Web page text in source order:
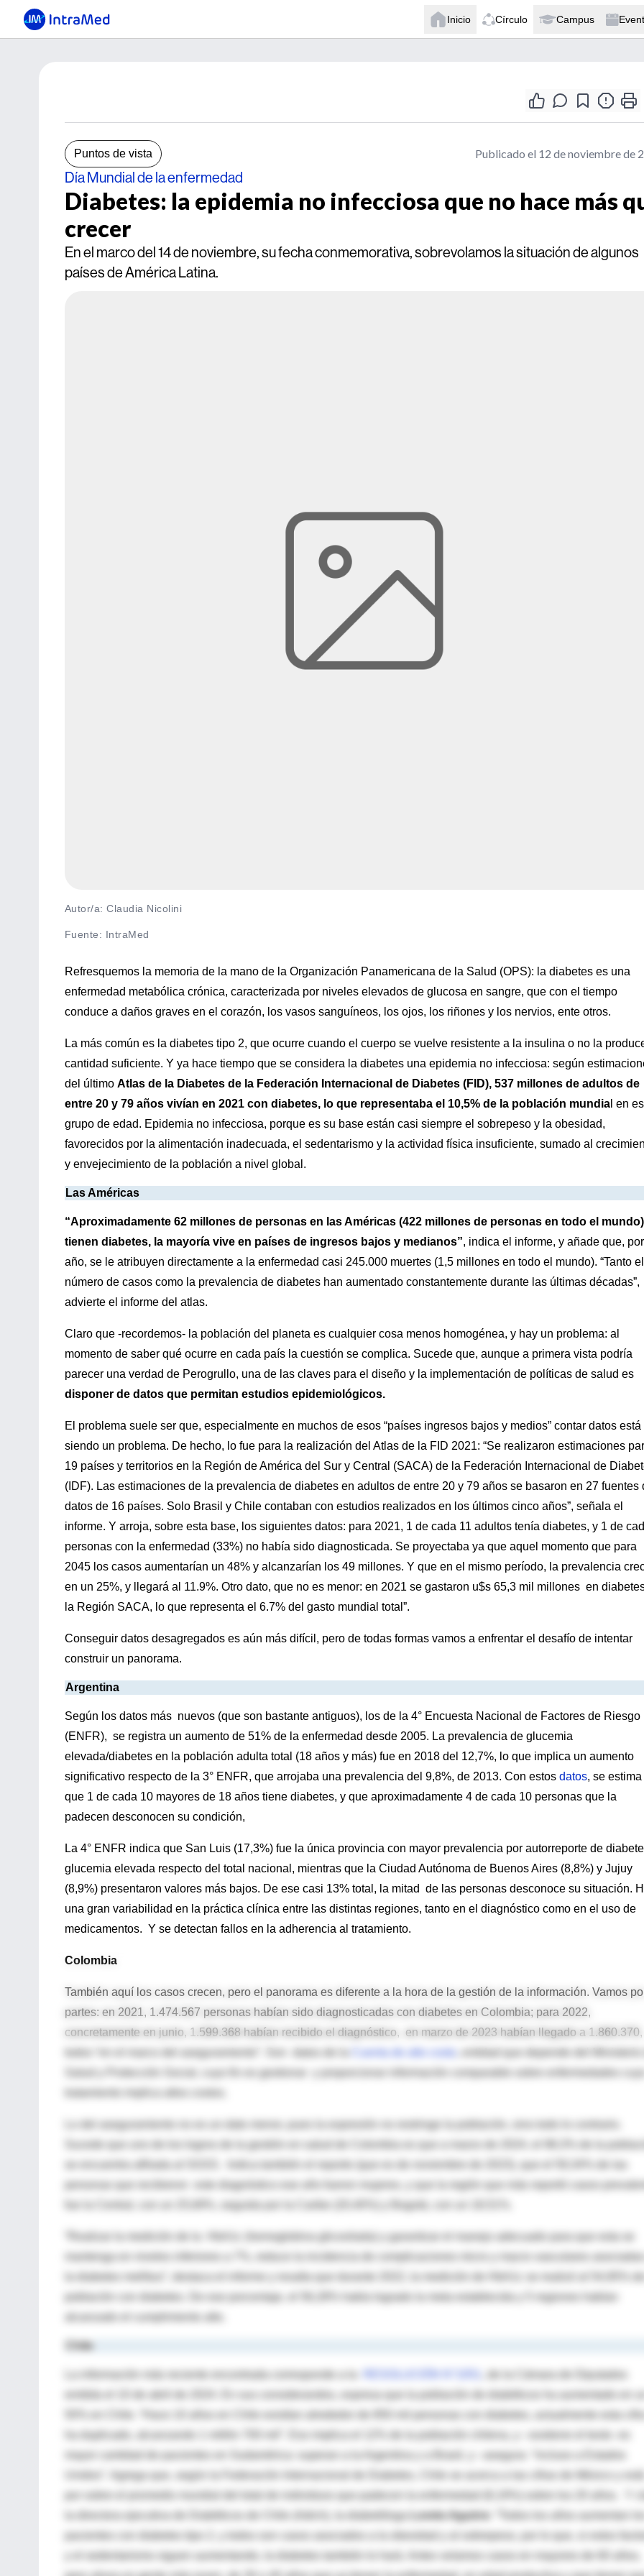
Inicio Círculo Campus
Puntos de vista Publicado el 12 de noviembre de
Día Mundial de la enfermedad
Diabetes: la epidemia no infecciosa que no hace más
crecer
En el marco del 14 de noviembre, su fecha conmemorativa, sobrevolamos la situación de algunos
países de América Latina.
Autor/a: Claudia Nicolini
Fuente: IntraMed
Refresquemos la memoria de la mano de la Organización Panamericana de la Salud (OPS): la diabetes es una
enfermedad metabólica crónica, caracterizada por niveles elevados de glucosa en sangre, que con el tiempo
conduce a daños graves en el corazón, los vasos sanguíneos, los ojos, los riñones y los nervios, ente otros.
La más común es la diabetes tipo 2, que ocurre cuando el cuerpo se vuelve resistente a la insulina o no la
cantidad suficiente. Y ya hace tiempo que se considera la diabetes una epidemia no infecciosa: según
del último Atlas de la Diabetes de la Federación Internacional de Diabetes (FID), 537 millones de adultos de
entre 20 y 79 años vivían en 2021 con diabetes, lo que representaba el 10,5% de la población mundia l en
grupo de edad. Epidemia no infecciosa, porque es su base están casi siempre el sobrepeso y la obesidad,
favorecidos por la alimentación inadecuada, el sedentarismo y la actividad física insuficiente, sumado al
y envejecimiento de la población a nivel global.
Las Américas
“Aproximadamente 62 millones de personas en las Américas (422 millones de personas en todo el mundo)
tienen diabetes, la mayoría vive en países de ingresos bajos y medianos”, indica el informe, y añade que, por
año, se le atribuyen directamente a la enfermedad casi 245.000 muertes (1,5 millones en todo el mundo). “Tanto el
número de casos como la prevalencia de diabetes han aumentado constantemente durante las últimas décadas”,
advierte el informe del atlas.
Claro que -recordemos- la población del planeta es cualquier cosa menos homogénea, y hay un problema: al
momento de saber qué ocurre en cada país la cuestión se complica. Sucede que, aunque a primera vista podría
parecer una verdad de Perogrullo, una de las claves para el diseño y la implementación de políticas de salud es
disponer de datos que permitan estudios epidemiológicos.
El problema suele ser que, especialmente en muchos de esos “países ingresos bajos y medios” contar datos está
siendo un problema. De hecho, lo fue para la realización del Atlas de la FID 2021: “Se realizaron estimaciones
19 países y territorios en la Región de América del Sur y Central (SACA) de la Federación Internacional de
(IDF). Las estimaciones de la prevalencia de diabetes en adultos de entre 20 y 79 años se basaron en 27 fuentes
datos de 16 países. Solo Brasil y Chile contaban con estudios realizados en los últimos cinco años”, señala el
informe. Y arroja, sobre esta base, los siguientes datos: para 2021, 1 de cada 11 adultos tenía diabetes, y 1 de
personas con la enfermedad (33%) no había sido diagnosticada. Se proyectaba ya que aquel momento que para
2045 los casos aumentarían un 48% y alcanzarían los 49 millones. Y que en el mismo período, la prevalencia
en un 25%, y llegará al 11.9%. Otro dato, que no es menor: en 2021 se gastaron u$s 65,3 mil millones en
la Región SACA, lo que representa el 6.7% del gasto mundial total”.
Conseguir datos desagregados es aún más difícil, pero de todas formas vamos a enfrentar el desafío de intentar
construir un panorama.
Argentina
Según los datos más nuevos (que son bastante antiguos), los de la 4° Encuesta Nacional de Factores de Riesgo
(ENFR), se registra un aumento de 51% de la enfermedad desde 2005. La prevalencia de glucemia
elevada/diabetes en la población adulta total (18 años y más) fue en 2018 del 12,7%, lo que implica un aumento
significativo respecto de la 3° ENFR, que arrojaba una prevalencia del 9,8%, de 2013. Con estos datos, se estima
que 1 de cada 10 mayores de 18 años tiene diabetes, y que aproximadamente 4 de cada 10 personas que la
padecen desconocen su condición,
La 4° ENFR indica que San Luis (17,3%) fue la única provincia con mayor prevalencia por autorreporte de
glucemia elevada respecto del total nacional, mientras que la Ciudad Autónoma de Buenos Aires (8,8%) y Jujuy
(8,9%) presentaron valores más bajos. De ese casi 13% total, la mitad de las personas desconoce su situación.
una gran variabilidad en la práctica clínica entre las distintas regiones, tanto en el diagnóstico como en el uso de
medicamentos. Y se detectan fallos en la adherencia al tratamiento.
Colombia
También aquí los casos crecen, pero el panorama es diferente a la hora de la gestión de la información. Vamos
partes: en 2021, 1.474.567 personas habían sido diagnosticadas con diabetes en Colombia; para 2022,
concretamente en junio, 1.599.368 habían recibido el diagnóstico, en marzo de 2023 habían llegado a 1.860.370,
todos “en el marco del aseguramiento”. Son
Salud y Protección Social, cuyo fin es gestionar
Lo del aseguramiento no es un dato menor, pues la expresión no restringe la población, sino todo lo contrario.
Sucede que uno de los logros de la gestión en salud de Colombia es que a marzo de 2024, el 98,3% de la
Indica también el reporte (que es de noviembre de 2023), que el 59,34% de las
este diagnóstico ese año fueron mujeres, y que la región que más reportó casos
fue la Central, con un 25,69%, seguida por la Caribe (20,40%) y Bogotá, con un 18,51%.
HbA1c (hemoglobina glicosilada) y garantizar el manejo adecuado para que esta se
mantenga en niveles inferiores a 7%, reduce la incidencia de complicaciones micro y macro vasculares asociadas
población con diabetes. De ese porcentaje, el 56,28% había logrado la meta establecida y 5 regiones habían
Chile
mayor cantidad de pacientes en Sudamérica: superan a la Argentina y a Brasil, y –asegura- “incluso a Estados
Unidos”. Agrega que, según la Federación Internacional de Diabetes, Chile se acerca a las cifras de México y está
la directora ejecutiva de Diabéticos de Chile (Adich), la diabetóloga
Loreto Aguirre
y el sedentarismo siguen aumentando, la diabetes también lo hará. Antes veíamos casos en mayores de 60 años,